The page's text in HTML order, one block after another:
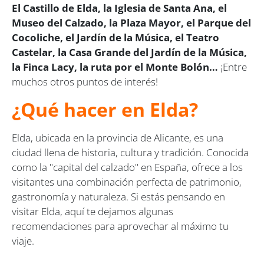
El Castillo de Elda, la Iglesia de Santa Ana, el
Museo del Calzado, la Plaza Mayor, el Parque del
Cocoliche, el Jardín de la Música, el Teatro
Castelar, la Casa Grande del Jardín de la Música,
la Finca Lacy, la ruta por el Monte Bolón… ¡Entre
muchos otros puntos de interés!
¿Qué hacer en Elda?
Elda, ubicada en la provincia de Alicante, es una
ciudad llena de historia, cultura y tradición. Conocida
como la "capital del calzado" en España, ofrece a los
visitantes una combinación perfecta de patrimonio,
gastronomía y naturaleza. Si estás pensando en
visitar Elda, aquí te dejamos algunas
recomendaciones para aprovechar al máximo tu
viaje.